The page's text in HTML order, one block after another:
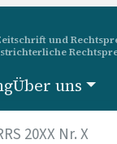
und
Über uns